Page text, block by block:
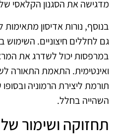
מדגישה את הסגנון הקלאסי
בנוסף, נורות אדיסון
גם לחללים חיצוניים. השימוש
במרפסות יכול לשדרג את
ואינטימית. התאמת התאורה
תורמת ליצירת הרמוניה
השהייה בחלל.
תחזוקה ושימור של